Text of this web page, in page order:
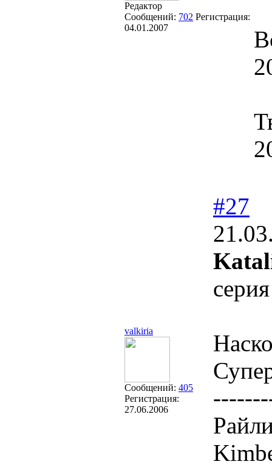
Редактор
Сообщений: 702 Регистрация:
04.01.2007
valkiria
Сообщений: 405
Регистрация:
27.06.2006
#27